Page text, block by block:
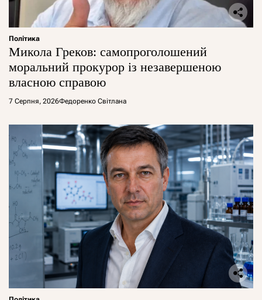
Політика
Микола Греков: самопроголошений
моральний прокурор із незавершеною
власною справою
7 Серпня, 2026Федоренко Світлана